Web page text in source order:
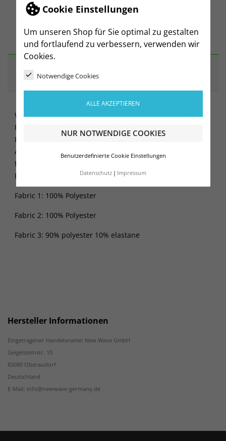
Cookie Einstellungen
Um unseren Shop für Sie optimal zu gestalten
und fortlaufend zu verbessern, verwenden wir
Cookies.
Notwendige Cookies
ALLE AKZEPTIEREN
NUR NOTWENDIGE COOKIES
Benutzerdefinierte Cookie Einstellungen
Datenschutz Impressum
BESCHREIBUNG
ARTIKELDETAILS
Weiche und bequeme Trainings- und Aufwärmjacke aus
Funktionsmaterial für optimalen Feuchtigkeitstransport.
Funktioniert perfekt als Teamjacke für ein einheitliches
Aussehen. Strategisch platzierte Mesh-Einsätze sorgen
für eine verbesserte Belüftung. Seitentaschen mit
Reißverschluss.
Fabric 1: 100% Polyester
Fabric 2: 100% Polyester
Fabric 3: 90% polyester 10% elastane
Hersteller Informationen
Eingetragener Handelsname: New Wave GmbH
Geigelsteinstr. 10
83080 Oberaudorf
Deutschland
E-Mail: info@newwave-germany.de